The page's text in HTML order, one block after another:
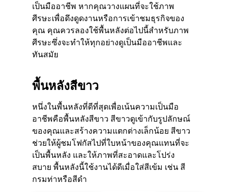
เป็นมืออาชีพ หากคุณวางแผนที่จะใช้ภาพ
ศีรษะเพื่อดึงดูดงานหรือการเข้าชมธุรกิจของ
คุณ คุณควรลองใช้พื้นหลังต่อไปนี้สำหรับภาพ
ศีรษะซึ่งจะทำให้ทุกอย่างดูเป็นมืออาชีพและ
ทันสมัย
พื้นหลังสีขาว
หนึ่งในพื้นหลังที่ดีที่สุดเพื่อเน้นความเป็นมือ
อาชีพคือพื้นหลังสีขาว สีขาวดูเข้ากับรูปลักษณ์
ของคุณและสร้างความแตกต่างเล็กน้อย สีขาว
ช่วยให้ผู้ชมโฟกัสไปที่ใบหน้าของคุณแทนที่จะ
เป็นพื้นหลัง และให้ภาพที่สะอาดและโปร่ง
สบาย พื้นหลังนี้ใช้งานได้ดีเมื่อใส่สีเข้ม เช่น สี
กรมท่าหรือสีดำ